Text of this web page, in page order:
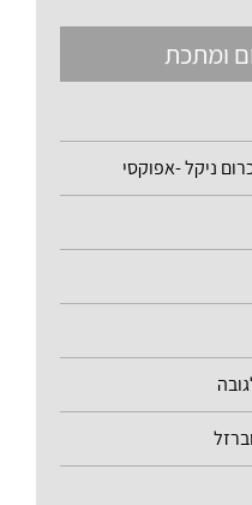
ומתכת
ניקל -אפוקסי